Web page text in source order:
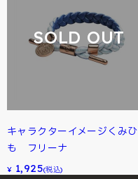
SOLD OUT
キャラクターイメージくみひ
も フリーナ
¥ 1,925(税込)